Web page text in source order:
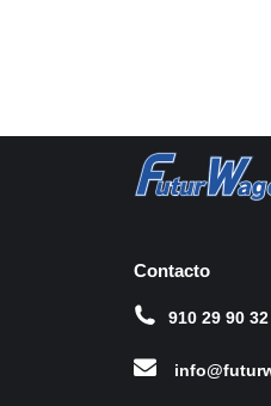
Contacto
910 29 90 32